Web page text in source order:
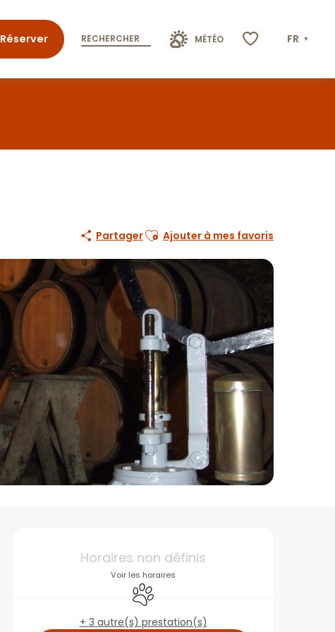
Réserver RECHERCHER MÉTÉO FR
PartagerAjouter aux favoris
Ajouter à mes favoris
Ouverture et
Horaires non définis
Voir les horaires
Animaux acceptés
+ 3 autre(s) prestation(s)